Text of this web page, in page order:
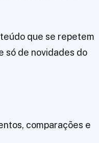
que se repetem
só de novidades do
comparações e